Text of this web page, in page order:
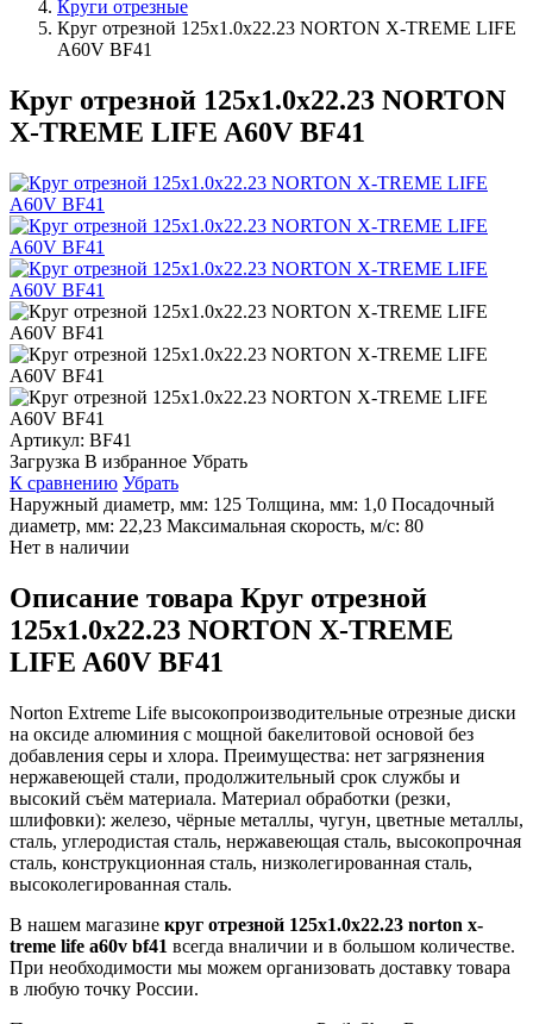
Круги отрезные
Круг отрезной 125х1.0х22.23 NORTON X-TREME LIFE
A60V BF41
Круг отрезной 125х1.0х22.23 NORTON
X-TREME LIFE A60V BF41
Артикул: BF41
Загрузка В избранное Убрать
К сравнению Убрать
Наружный диаметр, мм: 125 Толщина, мм: 1,0 Посадочный
диаметр, мм: 22,23 Максимальная скорость, м/с: 80
Нет в наличии
Описание товара Круг отрезной
125х1.0х22.23 NORTON X-TREME
LIFE A60V BF41
Norton Extreme Life высокопроизводительные отрезные диски
на оксиде алюминия с мощной бакелитовой основой без
добавления серы и хлора. Преимущества: нет загрязнения
нержавеющей стали, продолжительный срок службы и
высокий съём материала. Материал обработки (резки,
шлифовки): железо, чёрные металлы, чугун, цветные металлы,
сталь, углеродистая сталь, нержавеющая сталь, высокопрочная
сталь, конструкционная сталь, низколегированная сталь,
высоколегированная сталь.
В нашем магазине круг отрезной 125х1.0х22.23 norton x-
treme life a60v bf41 всегда вналичии и в большом количестве.
При необходимости мы можем организовать доставку товара
в любую точку России.